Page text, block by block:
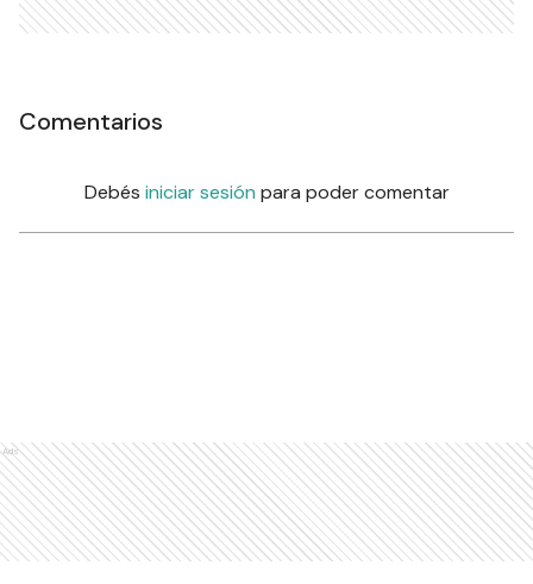
Comentarios
Debés iniciar sesión para poder comentar
Ads